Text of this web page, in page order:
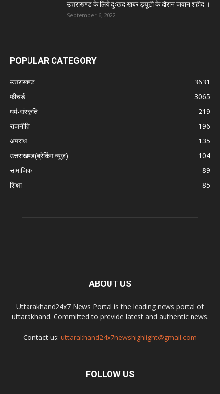
उत्तराखण्ड के लिये दुःखद खबर ड्यूटी के दौरान जवान शहीद ।
September 6, 2022
POPULAR CATEGORY
उत्तराखण्ड
3631
फीचर्ड
3065
धर्म-संस्कृति
219
राजनीति
196
अपराध
135
उत्तराखण्ड(ब्रेकिंग न्यूज़)
104
सामाजिक
89
शिक्षा
85
ABOUT US
Uttarakhand24x7 News Portal is the leading news portal of
uttarakhand. Committed to provide latest and authentic news.
Contact us: uttarakhand24x7newshighlight@gmail.com
FOLLOW US